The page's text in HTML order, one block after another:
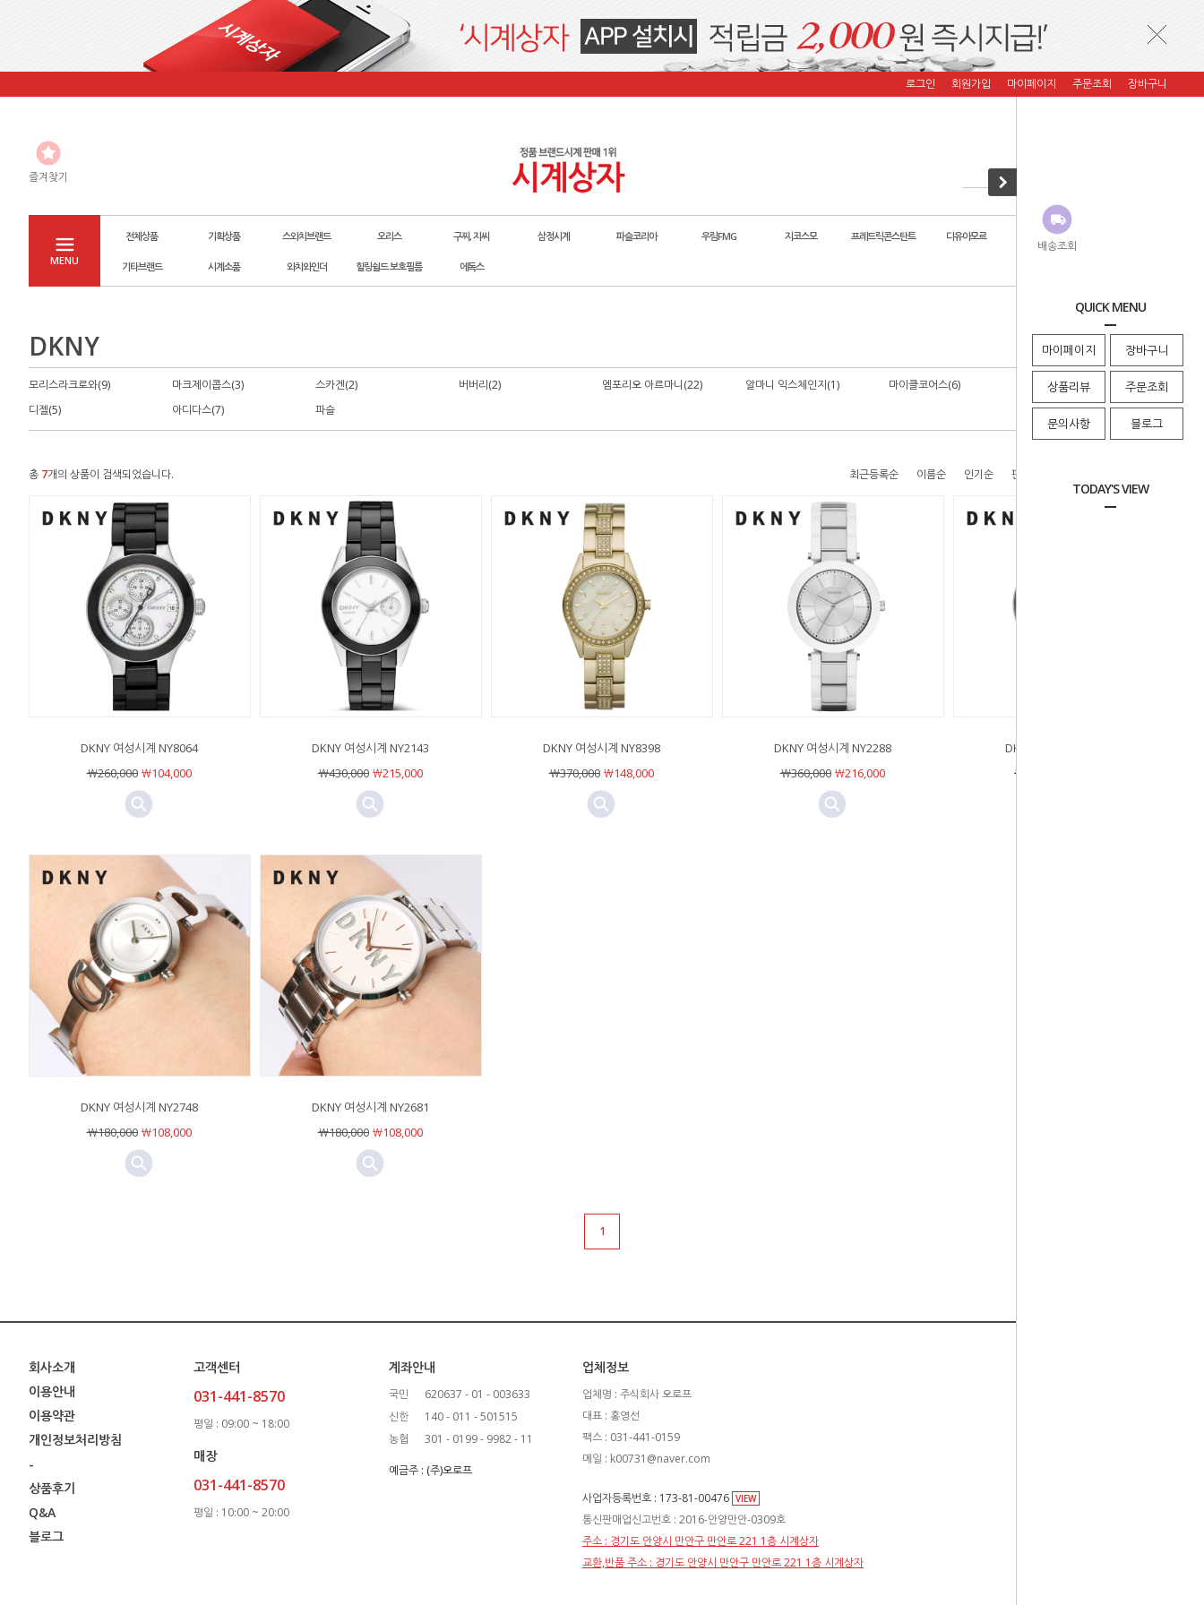
배송조회
QUICK MENU
마이페이지 장바구니
상품리뷰 주문조회
문의사항 블로그
TODAY'S VIEW
로그인 회원가입 마이페이지 주문조회 장바구니
즐겨찾기
MENU
전체상품 기획상품 스와치브랜드 오리스 구찌, 지씨 삼정시계 파슬코리아 우림FMG 지코스모 프레드릭콘스탄트 디유아모르 자스페로 코리아
기타브랜드 시계소품 와치와인더 힐링쉴드 보호필름 에독스
파슬코리아>DKNY
DKNY
모리스라크로와(9) 마크제이콥스(3) 스카겐(2) 버버리(2) 엠포리오 아르마니(22) 알마니 익스체인지(1) 마이클코어스(6)
DKNY(7)
디젤(5)
아디다스(7) 파슬
총 7개의 상품이 검색되었습니다. 최근등록순 이름순 인기순 판매순
DKNY 여성시계 NY8064
￦260,000￦104,000
DKNY 여성시계 NY2143
￦430,000￦215,000
DKNY 여성시계 NY8398
￦370,000￦148,000
DKNY 여성시계 NY2288
￦360,000￦216,000
DKNY 여성시계 NY8162
￦260,000
DKNY 여성시계 NY2748
￦180,000￦108,000
DKNY 여성시계 NY2681
￦180,000￦108,000
1
회사소개
이용안내
이용약관
개인정보처리방침
-
상품후기
Q&A
블로그
고객센터
031-441-8570
평일 : 09:00 ~ 18:00
매장
031-441-8570
평일 : 10:00 ~ 20:00
계좌안내
국민
620637 - 01 - 003633
신한
140 - 011 - 501515
농협
301 - 0199 - 9982 - 11
예금주 : (주)오로프
업체정보
업체명 : 주식회사 오로프
대표 : 홍영선
팩스 : 031-441-0159
메일 : k00731@naver.com
사업자등록번호 : 173-81-00476 VIEW
통신판매업신고번호 : 2016-안양만안-0309호
주소 : 경기도 안양시 만안구 만안로 221 1층 시계상자
교환,반품 주소 : 경기도 안양시 만안구 만안로 221 1층 시계상자